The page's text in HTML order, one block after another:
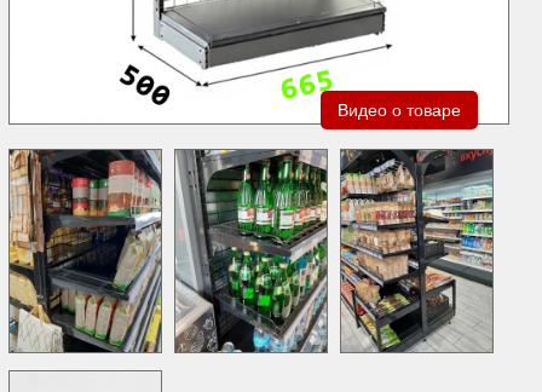
Видео о товаре